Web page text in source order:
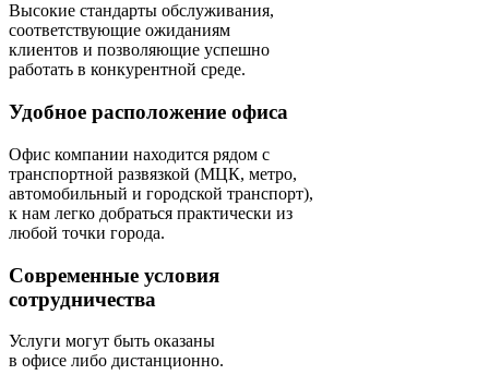
Высокие стандарты обслуживания,
соответствующие ожиданиям
клиентов и позволяющие успешно
работать в конкурентной среде.
Удобное расположение офиса
Офис компании находится рядом с
транспортной развязкой (МЦК, метро,
автомобильный и городской транспорт),
к нам легко добраться практически из
любой точки города.
Современные условия
сотрудничества
Услуги могут быть оказаны
в офисе либо дистанционно.